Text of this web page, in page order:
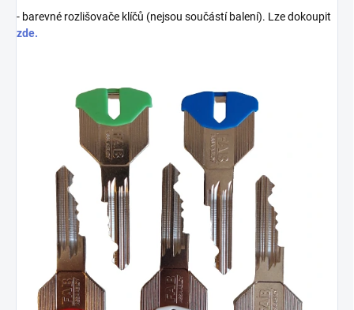
- barevné rozlišovače klíčů (nejsou součástí balení). Lze dokoupit
zde.